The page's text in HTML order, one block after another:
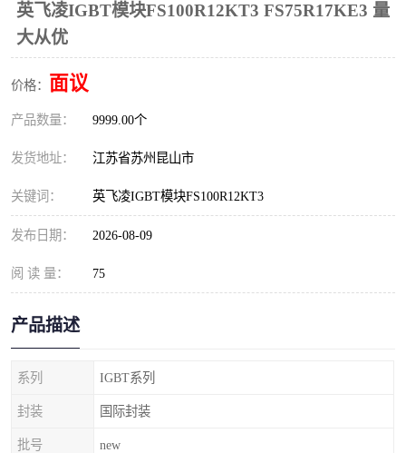
英飞凌IGBT模块FS100R12KT3 FS75R17KE3 量
大从优
价格： 面议
产品数量： 9999.00个
发货地址： 江苏省苏州昆山市
关键词： 英飞凌IGBT模块FS100R12KT3
发布日期： 2026-08-09
阅 读 量： 75
产品描述
系列 IGBT系列
封装 国际封装
批号 new